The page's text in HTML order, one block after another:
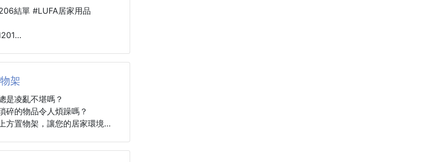
高質感一眼看得見！
風琴設計 ｜ 一目瞭然超好拿
全展開設計，東西再也不用瞎
用卡、證件有序排列。
：硬幣不亂跑。
結單 #LUFA居家用品
瞬間亮起，不用找按鈕、不用
門、走黑樓道時，掏出來就是
心形造型 + 掛鏈設計太香了！
包上像個可愛掛飾，揣兜裏毫
架
是凌亂不堪嗎？
碎的物品令人煩躁嗎？
方置物架，讓您的居家環境煥